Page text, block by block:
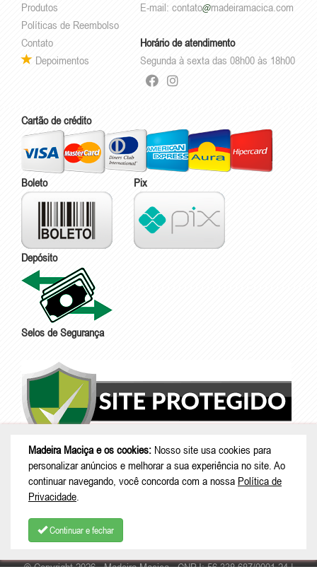
Produtos
Políticas de Reembolso
Contato
Depoimentos
E-mail: contato madeiramacica.com
Horário de atendimento
Segunda à sexta das 08h00 às 18h00
Cartão de crédito
Boleto Pix
Depósito
Selos de Segurança
© Copyright 2026 - Madeira Maciça - CNPJ: 56.338.687/0001-24 |
Madeira Maciça e os cookies: Nosso site usa cookies para
personalizar anúncios e melhorar a sua experiência no site. Ao
continuar navegando, você concorda com a nossa Política de
Privacidade
Continuar e fechar